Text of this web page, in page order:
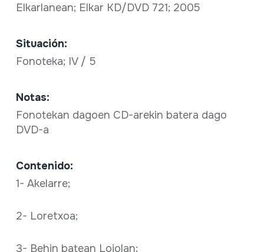
Elkarlanean; Elkar KD/DVD 721; 2005
Situación:
Fonoteka; IV / 5
Notas:
Fonotekan dagoen CD-arekin batera dago
DVD-a
Contenido:
1- Akelarre;
2- Loretxoa;
3- Behin batean Loiolan;